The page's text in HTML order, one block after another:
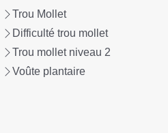
Trou Mollet
Difficulté trou mollet
Trou mollet niveau 2
Voûte plantaire